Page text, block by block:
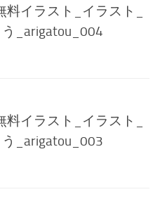
イラスト_イラスト_
_arigatou_004
イラスト_イラスト_
_arigatou_003